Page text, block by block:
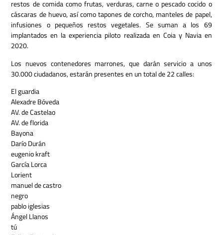
restos de comida como frutas, verduras, carne o pescado cocido o
cáscaras de huevo, así como tapones de corcho, manteles de papel,
infusiones o pequeños restos vegetales. Se suman a los 69
implantados en la experiencia piloto realizada en Coia y Navia en
2020.
Los nuevos contenedores marrones, que darán servicio a unos
30.000 ciudadanos, estarán presentes en un total de 22 calles:
El guardia
Alexadre Bóveda
AV. de Castelao
AV. de florida
Bayona
Darío Durán
eugenio kraft
García Lorca
Lorient
manuel de castro
negro
pablo iglesias
Ángel Llanos
tú